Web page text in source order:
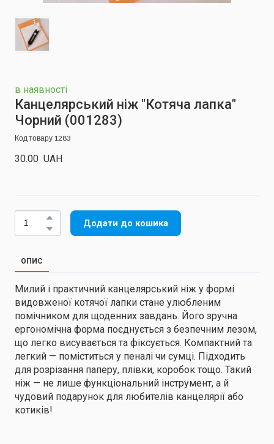
в наявності
Канцелярський ніж "Котяча лапка"
Чорний (001283)
Код товару 1283
30.00  UAH
Додати до кошика
ОПИС
Милий і практичний канцелярський ніж у формі
видовженої котячої лапки стане улюбленим
помічником для щоденних завдань. Його зручна
ергономічна форма поєднується з безпечним лезом,
що легко висувається та фіксується. Компактний та
легкий — поміститься у пеналі чи сумці. Підходить
для розрізання паперу, плівки, коробок тощо. Такий
ніж — не лише функціональний інструмент, а й
чудовий подарунок для любителів канцелярії або
котиків!